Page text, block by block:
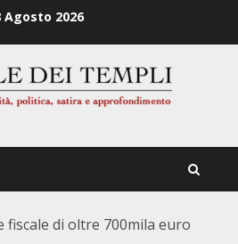
Agosto 2026
fiscale di oltre 700mila euro